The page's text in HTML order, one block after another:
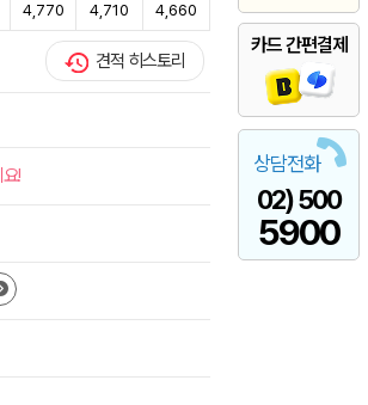
카드 간편결제
상담전화
02) 500
5900
4,770 4,710 4,660
견적 히스토리
!